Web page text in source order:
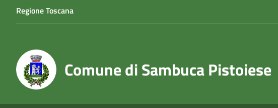
Regione Toscana
Comune di Sambuca Pistoiese